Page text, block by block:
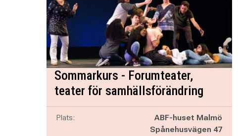
Sommarkurs - Forumteater,
teater för samhällsförändring
Plats:
ABF-huset Malmö
Spånehusvägen 47